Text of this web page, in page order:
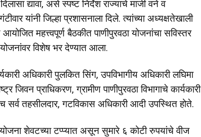
द्यावा, असे स्पष्ट निर्देश राज्याचे माजी वने व
यांनी जिल्हा प्रशासनाला दिले. त्यांच्या अध्यक्षतेखाली
महत्त्वपूर्ण बैठकीत पाणीपुरवठा योजनांचा सविस्तर
विशेष भर देण्यात आला.
अधिकारी पुलकित सिंग, उपविभागीय अधिकारी लघिमा
जिवन प्राधिकरण, ग्रामीण पाणीपुरवठा विभागाचे कार्यकारी
तहसीलदार, गटविकास अधिकारी आदी उपस्थित होते.
शेवटच्या टप्प्यात असून सुमारे ६ कोटी रुपयांचे वीज